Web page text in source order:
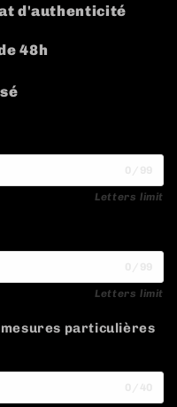
d'authenticité
48h
Letters limit
Letters limit
mesures particulières